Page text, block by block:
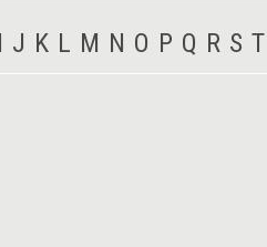
I J K L M N O P Q R S T